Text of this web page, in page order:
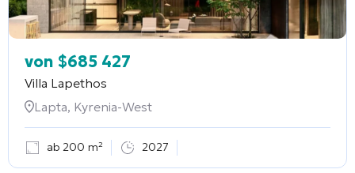
von $685 427
Villa Lapethos
Lapta, Kyrenia-West
ab 200 m² 2027